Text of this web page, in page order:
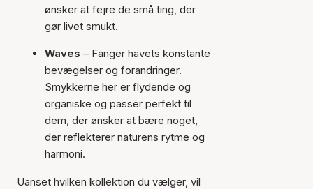
ønsker at fejre de små ting, der
gør livet smukt.
Waves – Fanger havets konstante
bevægelser og forandringer.
Smykkerne her er flydende og
organiske og passer perfekt til
dem, der ønsker at bære noget,
der reflekterer naturens rytme og
harmoni.
Uanset hvilken kollektion du vælger, vil